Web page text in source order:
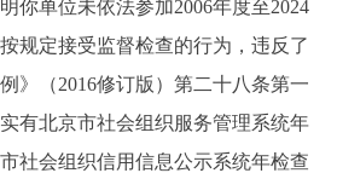
单位未依法参加2006年度至2024
规定接受监督检查的行为，违反了
》（2016修订版）第二十八条第一
有北京市社会组织服务管理系统年
社会组织信用信息公示系统年检查